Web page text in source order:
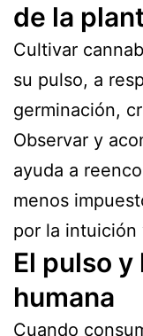
de la
Cultivar
su pulso, a
germinación,
Observar y
ayuda a
menos
por la intuición
El pulso
humana
Cuando